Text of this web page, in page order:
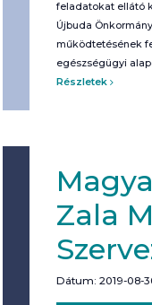
feladatokat ellátó
Újbuda
működtetésének
egészségügyi
Részletek
Zala
Dátum: 2019-08-